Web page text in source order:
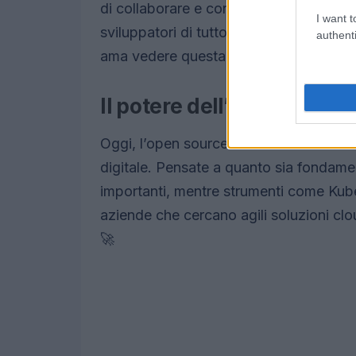
I want
di collaborare e condividere si è
sviluppatori di tutto il mondo si
ama vedere questa comunità fiorire? 🌍
Il potere dell’open
Oggi, l’open source non è solo una
digitale. Pensate a quanto sia
importanti, mentre strumenti come
aziende che cercano agili soluzioni
🚀